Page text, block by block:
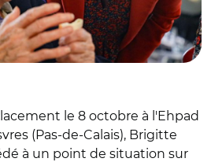
le 8 octobre à l'Ehpad
(Pas-de-Calais), Brigitte
à un point de situation sur